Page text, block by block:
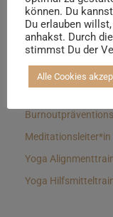
Hormon
Longevitytrainer*in
Yoga
Yoga
können. Du
Du erlauben
anhakst. Durch
stimmst Du der
Alle Cookies